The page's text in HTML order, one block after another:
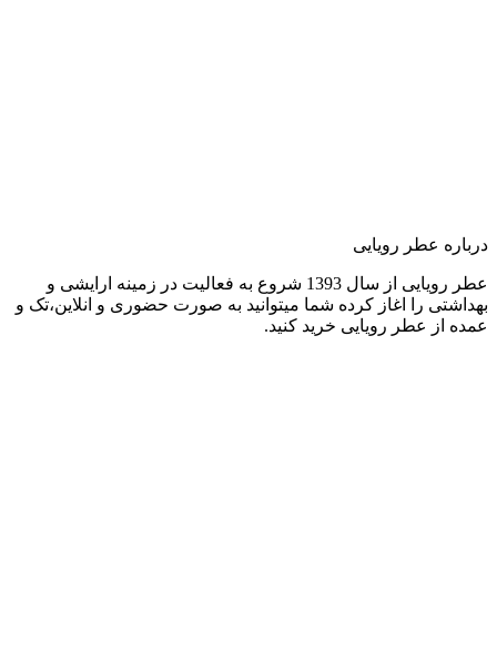
درباره عطر رویایی
عطر رویایی از سال 1393 شروع به فعالیت در زمینه ارایشی و
بهداشتی را اغاز کرده شما میتوانید به صورت حضوری و انلاین،تک و
عمده از عطر رویایی خرید کنید.